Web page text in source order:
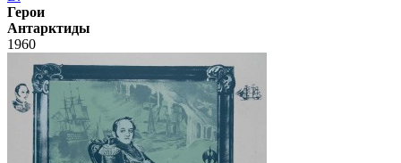
Герои
Антарктиды
1960